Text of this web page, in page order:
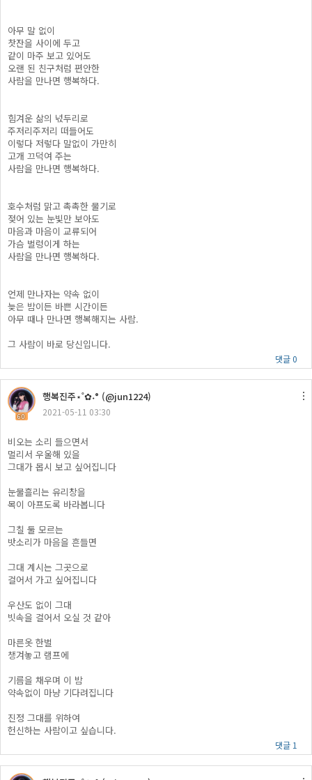
아무 말 없이
찻잔을 사이에 두고
같이 마주 보고 있어도
오랜 된 친구처럼 편안한
사람을 만나면 행복하다.
힘겨운 삶의 넋두리로
주저리주저리 떠들어도
이렇다 저렇다 말없이 가만히
고개 끄덕여 주는
사람을 만나면 행복하다.
호수처럼 맑고 촉촉한 물기로
젖어 있는 눈빛만 보아도
마음과 마음이 교류되어
가슴 벌렁이게 하는
사람을 만나면 행복하다.
언제 만나자는 약속 없이
늦은 밤이든 바쁜 시간이든
아무 때나 만나면 행복해지는 사람.
그 사람이 바로 당신입니다.
댓글 0
60
행복진주​⋆˚✿˖° (@jun1224)
2021-05-11 03:30
비오는 소리 들으면서
멀리서 우울해 있을
그대가 몹시 보고 싶어집니다
눈물흘리는 유리창을
목이 아프도록 바라봅니다
그칠 둘 모르는
밧소리가 마음을 흔들면
그대 계시는 그곳으로
걸어서 가고 싶어집니다
우산도 없이 그대
빗속을 걸어서 오실 것 같아
마른옷 한벌
챙겨놓고 램프에
기름을 채우며 이 밤
약속없이 마냥 기다려집니다
진정 그대를 위하여
헌신하는 사람이고 싶습니다.
댓글 1